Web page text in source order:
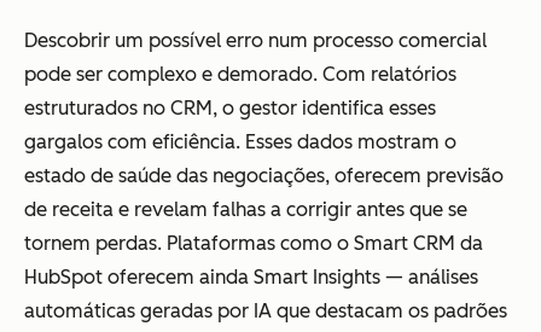
Descobrir um possível erro num processo comercial
pode ser complexo e demorado. Com relatórios
estruturados no CRM, o gestor identifica esses
gargalos com eficiência. Esses dados mostram o
estado de saúde das negociações, oferecem previsão
de receita e revelam falhas a corrigir antes que se
tornem perdas. Plataformas como o Smart CRM da
HubSpot oferecem ainda Smart Insights — análises
automáticas geradas por IA que destacam os padrões